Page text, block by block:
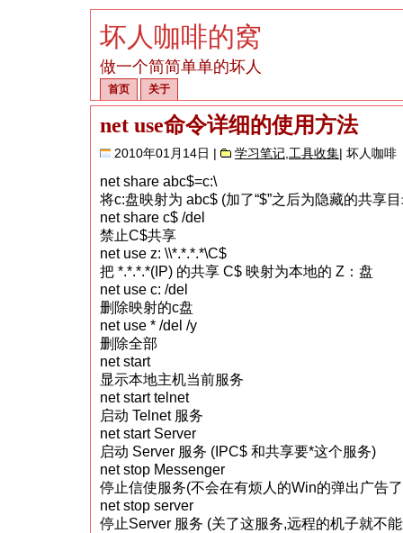
坏人咖啡的窝
做一个简简单单的坏人
首页 关于
net use命令详细的使用方法
2010年01月14日 | 学习笔记 工具收集| 坏人咖啡
net share abc$=c:\
将c:盘映射为 abc$ (加了“$”之后为隐藏的共享
net share c$ /del
禁止C$共享
net use z: \\*.*.*.*\C$
把 *.*.*.*(IP) 的共享 C$ 映射为本地的 Z：盘
net use c: /del
删除映射的c盘
net use * /del /y
删除全部
net start
显示本地主机当前服务
net start telnet
启动 Telnet 服务
net start Server
启动 Server 服务 (IPC$ 和共享要*这个服务)
net stop Messenger
停止信使服务(不会在有烦人的Win的弹出广告
net stop server
停止Server 服务 (关了这服务,远程的机子就不